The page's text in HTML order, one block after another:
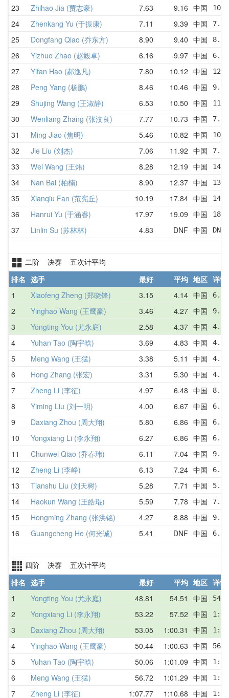
23 Zhihao Jia (贾志豪) 7.63 9.16 中国
24 Zhenkang Yu (于振康) 7.11 9.39 中国
25 Dongfang Qiao (乔东方) 8.90 9.40 中国
26 Yizhuo Zhao (赵毅卓) 6.16 9.97 中国
27 Yifan Hao (郝逸凡) 7.80 10.12 中国
28 Peng Yang (杨鹏) 8.46 10.46 中国
29 Shujing Wang (王淑静) 6.53 10.50 中国
30 Wenliang Zhang (张汶良) 7.77 10.73 中国
31 Ming Jiao (焦明) 5.46 10.82 中国
32 Jie Liu (刘杰) 7.06 11.92 中国
33 Wei Wang (王炜) 8.28 12.19 中国
34 Nan Bai (柏楠) 8.90 12.37 中国
35 Xianqiu Fan (范宪丘) 10.19 17.84 中国
36 Hanrui Yu (于涵睿) 17.97 19.09 中国
37 Linlin Su (苏林林) 4.83 DNF 中国
二阶 决赛 五次计平均
排名 选手 最好 平均 地区 详情
1
Xiaofeng Zheng (郑晓锋) 3.15 4.14 中国
2 Yinghao Wang (王鹰豪) 3.46 4.27 中国
3 Yongting You (尤永庭) 2.58 4.37 中国
4 Yuhan Tao (陶宇晗) 3.69 4.83 中国
5 Meng Wang (王猛) 3.38 5.11 中国
6 Hong Zhang (张宏) 3.31 5.30 中国
7 Zheng Li (李征) 4.97 6.48 中国
8 Yiming Liu (刘一明) 4.00 6.67 中国
9 Daxiang Zhou (周大翔) 5.80 6.86 中国
10 Yongxiang Li (李永翔) 6.27 6.86 中国
11 Chunwei Qiao (乔春玮) 6.11 7.04 中国
12 Zheng Li (李峥) 6.13 7.24 中国
13 Tianshu Liu (刘天树) 5.28 7.71 中国
14 Haokun Wang (王皓琨) 5.59 7.78 中国
15 Hongming Zhang (张洪铭) 4.27 8.88 中国
16 Guangcheng He (何光诚) 5.41 DNF 中国
四阶 决赛 五次计平均
排名 选手 最好 平均 地区 详情
1
Yongting You (尤永庭) 48.81 54.51 中国
2 Yongxiang Li (李永翔) 53.22 57.52 中国
3 Daxiang Zhou (周大翔) 53.05 1:00.31 中国
4 Yinghao Wang (王鹰豪) 50.44 1:00.63 中国
5 Yuhan Tao (陶宇晗) 50.06 1:01.09 中国
6 Meng Wang (王猛) 56.72 1:01.29 中国
7 Zheng Li (李征) 1:07.77 1:10.68 中国